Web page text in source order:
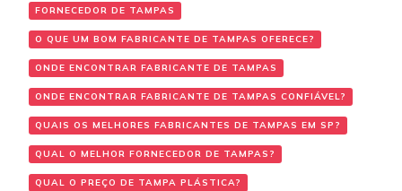
FORNECEDOR DE TAMPAS
O QUE UM BOM FABRICANTE DE TAMPAS OFERECE?
ONDE ENCONTRAR FABRICANTE DE TAMPAS
ONDE ENCONTRAR FABRICANTE DE TAMPAS CONFIÁVEL?
QUAIS OS MELHORES FABRICANTES DE TAMPAS EM SP?
QUAL O MELHOR FORNECEDOR DE TAMPAS?
QUAL O PREÇO DE TAMPA PLÁSTICA?